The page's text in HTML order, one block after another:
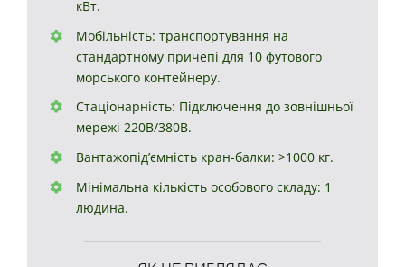
кВт.
Мобільність: транспортування на
стандартному причепі для 10 футового
морського контейнеру.
Стаціонарність: Підключення до зовнішньої
мережі 220В/380В.
Вантажопід’ємність кран-балки: >1000 кг.
Мінімальна кількість особового складу: 1
людина.